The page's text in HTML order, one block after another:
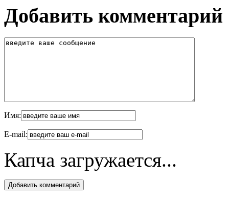
Добавить комментарий
Имя:
E-mail:
Капча загружается...